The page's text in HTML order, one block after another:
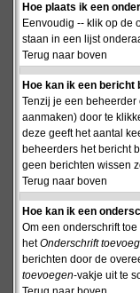
Hoe plaats ik een
Eenvoudig -- klik op de
staan in een lijst
Terug naar boven
Hoe kan ik een bericht
Tenzij je een
aanmaken) door te
deze geeft het aantal
beheerders het bericht
geen berichten wissen
Terug naar boven
Hoe kan ik een
Om een onderschrift
hetOnderschrift
berichten door de
toevoegen-vakje uit te